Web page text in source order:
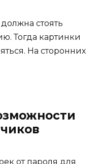
стоять
Тогда картинки
На сторонних
от пароля для